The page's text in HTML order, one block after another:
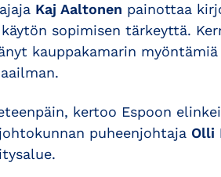
Kaj Aaltonen painottaa
sopimisen tärkeyttä.
kauppakamarin myöntämiä
kertoo Espoon
puheenjohtaja Olli